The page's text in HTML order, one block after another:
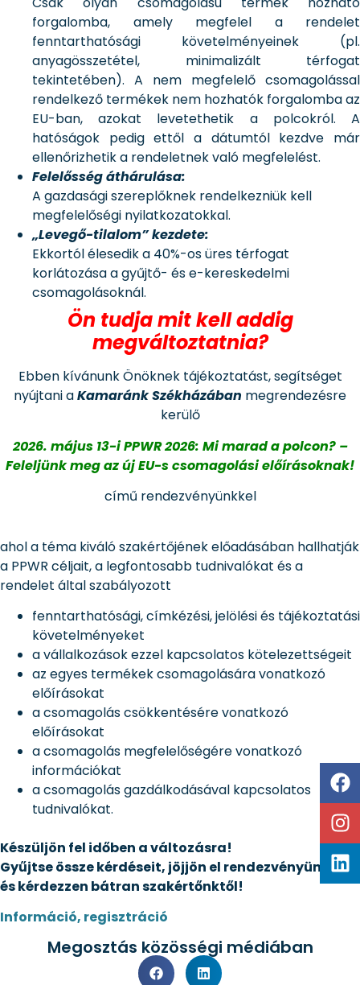
forgalomba, amely megfelel a rendelet
fenntarthatósági követelményeinek (pl.
anyagösszetétel, minimalizált térfogat
tekintetében). A nem megfelelő csomagolással
rendelkező termékek nem hozhatók forgalomba az
EU-ban, azokat levetethetik a polcokról. A
hatóságok pedig ettől a dátumtól kezdve már
ellenőrizhetik a rendeletnek való megfelelést.
Felelősség áthárulása:
A gazdasági szereplőknek rendelkezniük kell
megfelelőségi nyilatkozatokkal.
„Levegő-tilalom” kezdete:
Ekkortól élesedik a 40%-os üres térfogat
korlátozása a gyűjtő- és e-kereskedelmi
csomagolásoknál.
Ön tudja mit kell addig
megváltoztatnia?
Ebben kívánunk Önöknek tájékoztatást, segítséget
nyújtani aKamaránk Székházában megrendezésre
kerülő
2026. május 13-i PPWR 2026: Mi marad a polcon? –
Feleljünk meg az új EU-s csomagolási előírásoknak!
című rendezvényünkkel
ahol a téma kiváló szakértőjének előadásában hallhatják
a PPWR céljait, a legfontosabb tudnivalókat és a
rendelet által szabályozott
fenntarthatósági, címkézési, jelölési és tájékoztatási
követelményeket
a vállalkozások ezzel kapcsolatos kötelezettségeit
az egyes termékek csomagolására vonatkozó
előírásokat
a csomagolás csökkentésére vonatkozó
előírásokat
a csomagolás megfelelőségére vonatkozó
információkat
a csomagolás gazdálkodásával kapcsolatos
tudnivalókat.
Készüljön fel időben a változásra!
Gyűjtse össze kérdéseit, jöjjön el rendezvényünkre
és kérdezzen bátran szakértőnktől!
Információ, regisztráció
Megosztás közösségi médiában